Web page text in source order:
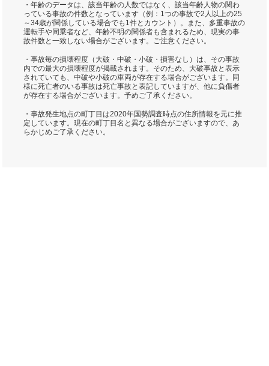
・年齢のデータは、該当年齢の人数ではなく、該当年齢人物の関わ
っている事故の件数となっています（例：1つの事故で2人以上の25
～34歳が関係している場合でも1件とカウント）。また、多重事故の
運転手や同乗者など、年齢不明の関係者も含まれるため、現実の事
故件数と一致しない場合がございます。ご注意ください。
・事故毎の損壊程度（大破・中破・小破・損害なし）は、その事故
内での最大の損壊程度が掲載されます。そのため、大破事故と表示
されていても、中破や小破の車両が存在する場合がございます。同
様に死亡者のいる事故は死亡事故と表記していますが、他に負傷者
が存在する場合がございます。予めご了承ください。
・事故発生地点の町丁目は2020年国勢調査時点の住所情報を元に推
定しています。現在の町丁目名と異なる場合がございますので、あ
らかじめご了承ください。